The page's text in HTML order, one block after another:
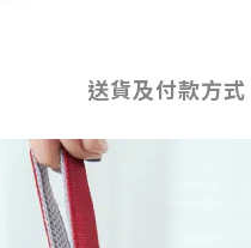
送貨及付款方式